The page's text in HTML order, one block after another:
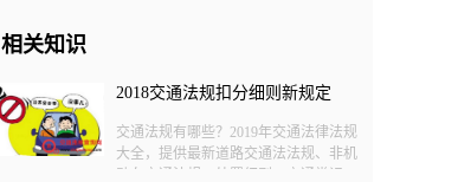
相关知识
2018交通法规扣分细则新规定
交通法规有哪些？2019年交通法律法规
大全，提供最新道路交通法法规、非机